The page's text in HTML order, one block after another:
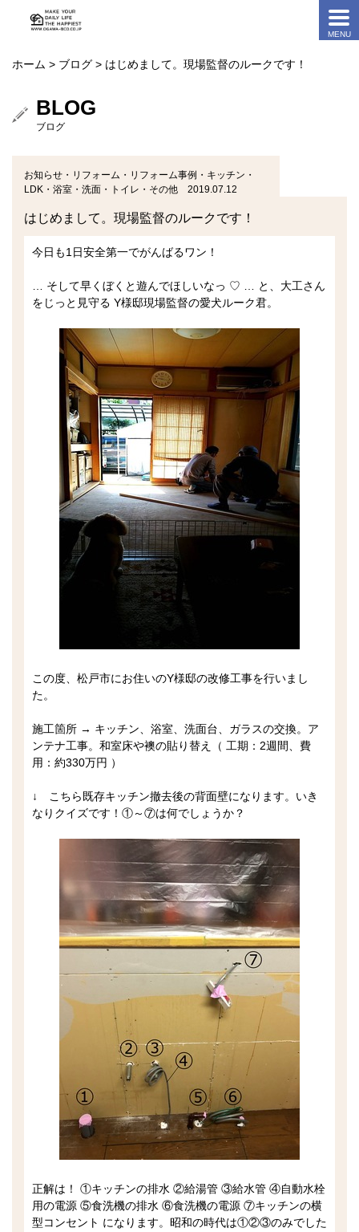
ホーム > ブログ > はじめまして。現場監督のルークです！
BLOG
ブログ
お知らせ・リフォーム・リフォーム事例・キッチン・
LDK・浴室・洗面・トイレ・その他 2019.07.12
はじめまして。現場監督のルークです！
今日も1日安全第一でがんばるワン！
… そして早くぼくと遊んでほしいなっ ♡ … と、大工さん
をじっと見守る Y様邸現場監督の愛犬ルーク君。
この度、松戸市にお住いのY様邸の改修工事を行いまし
た。
施工箇所 → キッチン、浴室、洗面台、ガラスの交換。ア
ンテナ工事。和室床や襖の貼り替え（ 工期：2週間、費
用：約330万円 ）
↓ こちら既存キッチン撤去後の背面壁になります。いき
なりクイズです！①～⑦は何でしょうか？
正解は！ ①キッチンの排水 ②給湯管 ③給水管 ④自動水栓
用の電源 ⑤食洗機の排水 ⑥食洗機の電源 ⑦キッチンの横
型コンセント になります。昭和の時代は①②③のみでした